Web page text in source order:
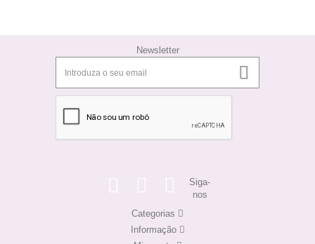
Newsletter
Siga-
nos
Categorias
Informação